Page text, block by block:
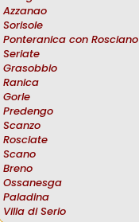
Azzanao
Sorisole
Ponteranica con Rosciano
Seriate
Grasobbio
Ranica
Gorle
Predengo
Scanzo
Rosciate
Scano
Breno
Ossanesga
Paladina
Villa di Serio